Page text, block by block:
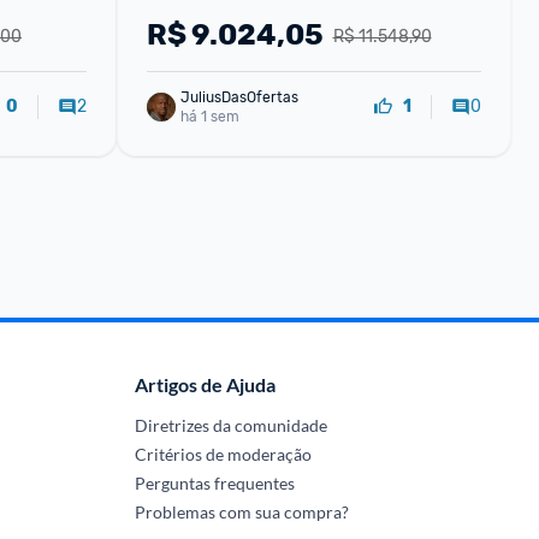
0 2
Alpina G
R$ 11.548,90
R$9.024,05
JuliusDasOfertas
há 1 sem
1 0
Artigos de Ajuda
Diretrizes da comunidade
Critérios de moderação
Perguntas frequentes
Problemas com sua compra?